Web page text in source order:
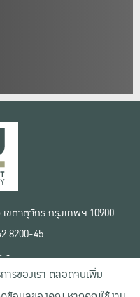
ขตจตุจักร กรุงเทพฯ 10900
8200-45
บไซต์
งาน
นตัว
ารของเรา ตลอดจนเพิ่ม